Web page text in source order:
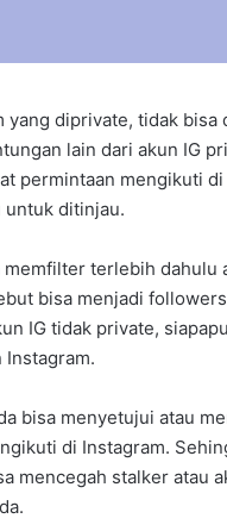
yang diprivate, tidak bisa
lain dari akun IG
permintaan mengikuti di
ditinjau.
memfilter terlebih dahulu
bisa menjadi
IG tidak private,
Instagram.
bisa menyetujui atau
di Instagram.
mencegah stalker atau